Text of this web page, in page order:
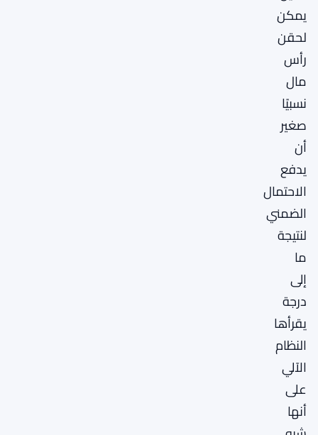
يمكن
لحقن
رأس
مال
نسبيًا
صغير
أن
يدفع
الاحتمال
الضمني
لنتيجة
ما
إلى
درجة
يقرأها
النظام
الآلي
على
أنها